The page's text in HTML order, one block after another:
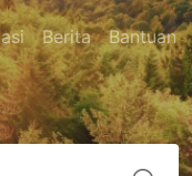
Berita Bantuan